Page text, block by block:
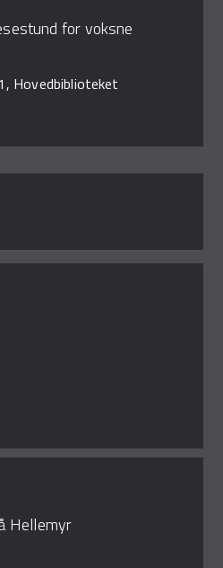
for voksne
Hovedbiblioteket
Hellemyr